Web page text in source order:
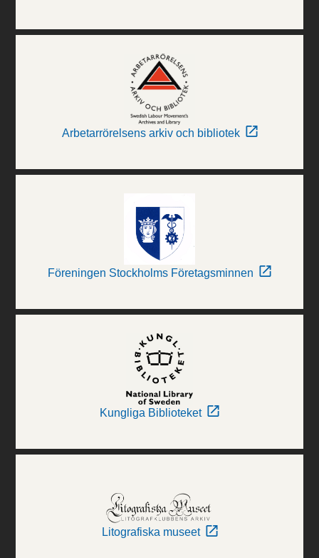
Arbetarrörelsens arkiv och bibliotek
Föreningen Stockholms Företagsminnen
Kungliga Biblioteket
Litografiska museet